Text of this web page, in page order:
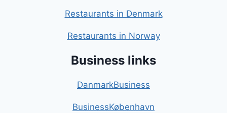
Restaurants in Denmark
Restaurants in Norway
Business links
DanmarkBusiness
BusinessKøbenhavn